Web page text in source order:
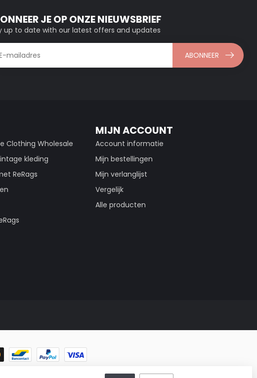
JE OP ONZE NIEUWSBRIEF
up to date with our latest offers and updates
ABONNEER
Clothing Wholesale
kleding
ReRags
MIJN ACCOUNT
Account informatie
Mijn bestellingen
Mijn verlanglijst
Vergelijk
Alle producten